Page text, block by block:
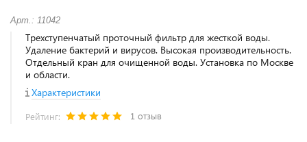
Арт.: 11042
Трехступенчатый проточный фильтр для жесткой воды.
Удаление бактерий и вирусов. Высокая производительность.
Отдельный кран для очищенной воды. Установка по Москве
и области.
Характеристики
Рейтинг: 1 отзыв